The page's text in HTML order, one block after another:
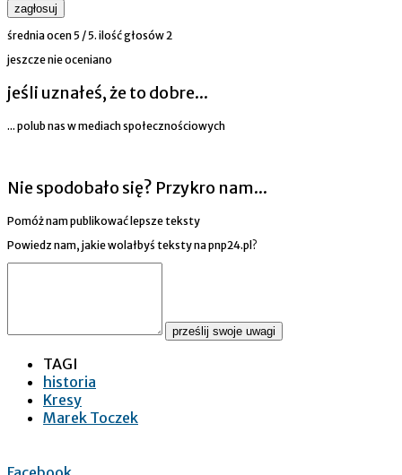
zagłosuj
średnia ocen5 / 5. ilość głosów2
jeszcze nie oceniano
jeśli uznałeś, że to dobre...
... polub nas w mediach społecznościowych
Nie spodobało się? Przykro nam...
Pomóż nam publikować lepsze teksty
Powiedz nam, jakie wolałbyś teksty na pnp24.pl?
prześlij swoje uwagi
TAGI
historia
Kresy
Marek Toczek